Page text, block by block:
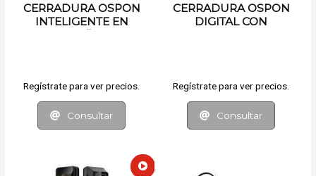
CERRADURA OSPON
INTELIGENTE EN
Regístrate para ver precios.
Consultar
CERRADURA OSPON
DIGITAL CON
Regístrate para ver precios.
Consultar